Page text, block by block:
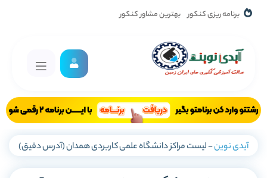
برنامه ریزی کنکور بهترین مشاور کنکور
آیدی نوین-لیست مراکز دانشگاه علمی کاربردی همدان (آدرس دقیق)